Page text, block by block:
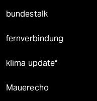
bundestalk
fernverbindung
klima update°
Mauerecho